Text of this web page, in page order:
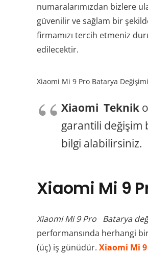
numaralarımızdan bizlere
güvenilir ve sağlam bir
firmamızı tercih etmeniz
edilecektir.
Xiaomi Mi 9 Pro Batarya Değişimi
Xiaomi Teknik
garantili değişim
bilgi alabilirsiniz.
Xiaomi Mi 9
Xiaomi Mi 9 Pro Batarya
performansında herhangi
(üç) iş günüdür. Xiaomi Mi